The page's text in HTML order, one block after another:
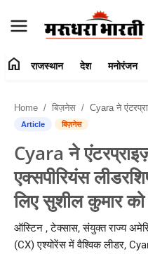
संपर्क करें
राजस्थान
देश
मनोरंजन
home राजस्थान देश मनोरंजन
Home बिज़नेस Cyara ने एंटरप्राइज़ AI कस्टमर
Article बिज़नेस
Cyara ने
एक्सपीरियंस
लिए सुशील कुमार
ऑस्टिन , टेक्सास, संयुक्त राज्य
(CX) एश्योरेंस में वैश्विक लीडर,